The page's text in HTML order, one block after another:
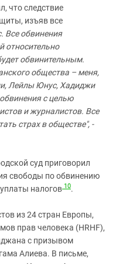
что следствие
изъяв все
Все обвинения
относительно
обвинительным.
общества – меня,
Лейлы Юнус, Хадиджи
с целью
и журналистов. Все
страх в обществе", -
суд приговорил
свободы по обвинению
налогов 10.
из 24 стран Европы,
прав человека (HRHF),
с призывом
Алиева. В письме,